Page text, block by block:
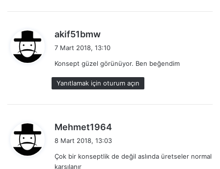
akif51bmw
i
k
i
7 Mart 2018, 13:10
Konsept güzel görünüyor. Ben beğendim
Yanıtlamak için oturum açın
Mehmet1964
i
8 Mart 2018, 13:03
Çok bir konseptlik de değil aslında üretseler normal
karşılanır